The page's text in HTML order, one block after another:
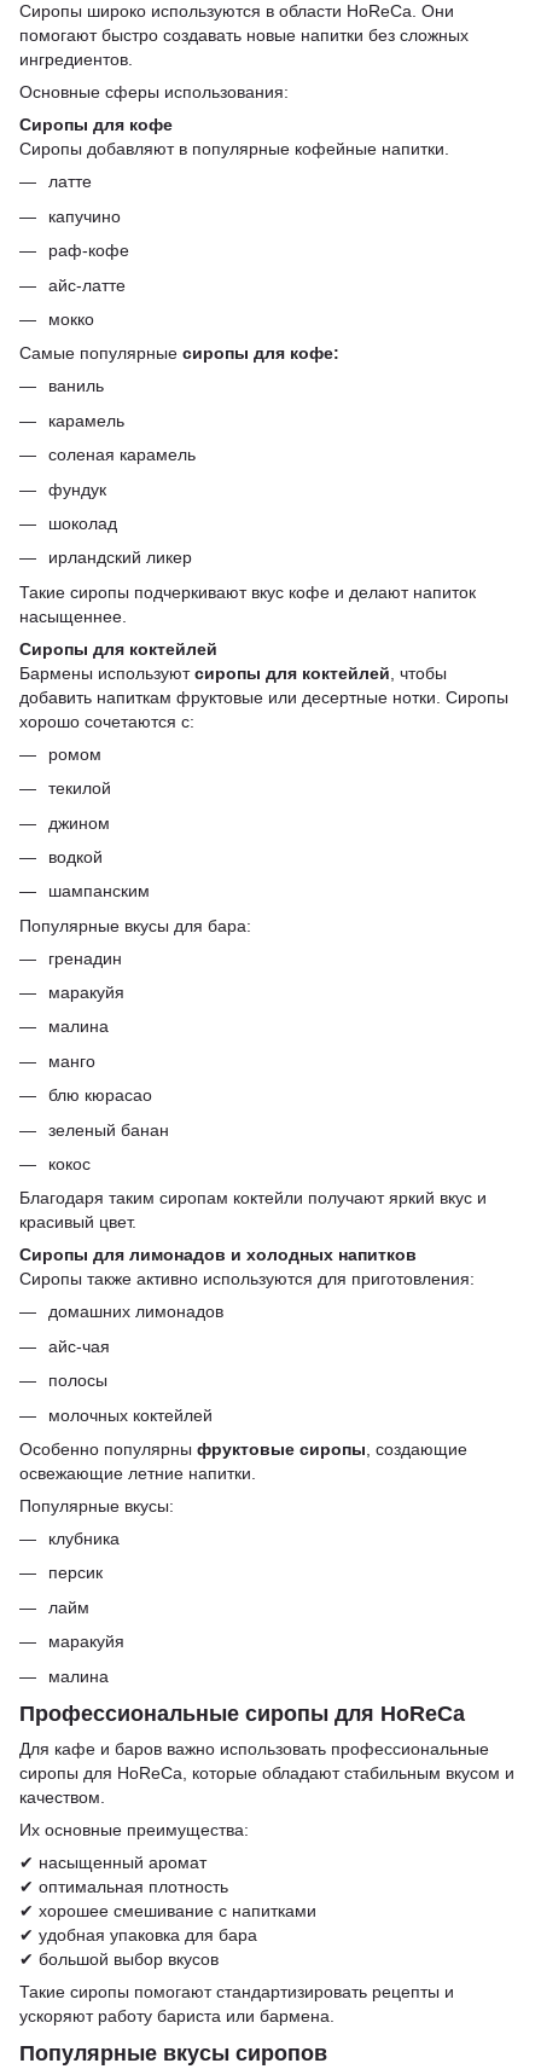
Сиропы широко используются в области HoReCa. Они
помогают быстро создавать новые напитки без сложных
ингредиентов.
Основные сферы использования:
Сиропы для кофе
Сиропы добавляют в популярные кофейные напитки.
латте
капучино
раф-кофе
айс-латте
мокко
Самые популярные сиропы для кофе:
ваниль
карамель
соленая карамель
фундук
шоколад
ирландский ликер
Такие сиропы подчеркивают вкус кофе и делают напиток
насыщеннее.
Сиропы для коктейлей
Бармены используютсиропы для коктейлей , чтобы
добавить напиткам фруктовые или десертные нотки. Сиропы
хорошо сочетаются с:
ромом
текилой
джином
водкой
шампанским
Популярные вкусы для бара:
гренадин
маракуйя
малина
манго
блю кюрасао
зеленый банан
кокос
Благодаря таким сиропам коктейли получают яркий вкус и
красивый цвет.
Сиропы для лимонадов и холодных напитков
Сиропы также активно используются для приготовления:
домашних лимонадов
айс-чая
полосы
молочных коктейлей
Особенно популярны фруктовые сиропы , создающие
освежающие летние напитки.
Популярные вкусы:
клубника
персик
лайм
маракуйя
малина
Профессиональные сиропы для HoReCa
Для кафе и баров важно использовать профессиональные
сиропы для HoReCa, которые обладают стабильным вкусом и
качеством.
Их основные преимущества:
✔ насыщенный аромат
✔ оптимальная плотность
✔ хорошее смешивание с напитками
✔ удобная упаковка для бара
✔ большой выбор вкусов
Такие сиропы помогают стандартизировать рецепты и
ускоряют работу бариста или бармена.
Популярные вкусы сиропов